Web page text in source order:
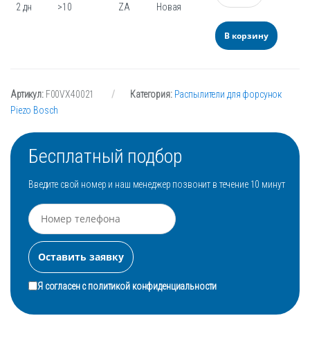
2 дн >10 ZA Новая
В корзину
Артикул: F00VX40021 Категория: Распылители для форсунок
Piezo Bosch
Бесплатный подбор
Введите свой номер и наш менеджер позвонит в течение 10 минут
Я согласен сполитикой конфиденциальности